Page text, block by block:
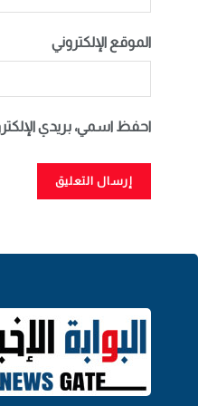
الموقع الإلكتروني
احفظ اسمي، بريدي